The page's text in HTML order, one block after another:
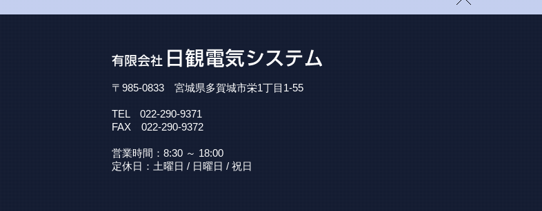
〒985-0833 宮城県多賀城市栄1丁目1-55
TEL 022-290-9371
FAX 022-290-9372
営業時間：8:30 ～ 18:00
定休日：土曜日 / 日曜日 / 祝日